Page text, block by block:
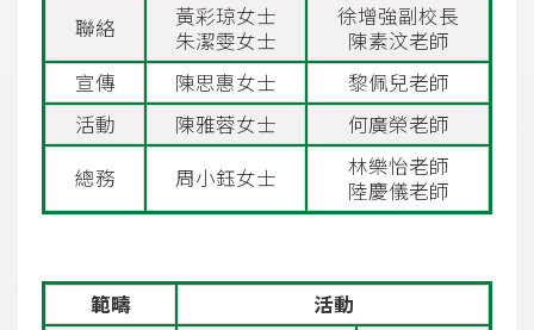
聯絡
黃彩琼女士
朱潔雯女士
徐增強副校長
陳素汶老師
宣傳
陳思惠女士
黎佩兒老師
活動
陳雅蓉女士
何廣榮老師
總務
周小鈺女士
林樂怡老師
陸慶儀老師
範疇
活動